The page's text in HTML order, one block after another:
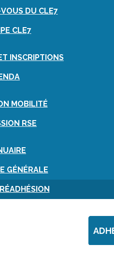
DU CLE7
CLE7
INSCRIPTIONS
MOBILITÉ
RSE
GÉNÉRALE